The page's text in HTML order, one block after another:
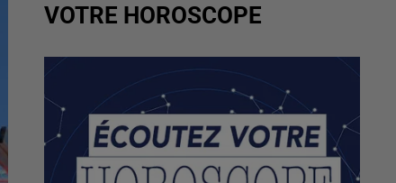
VOTRE HOROSCOPE